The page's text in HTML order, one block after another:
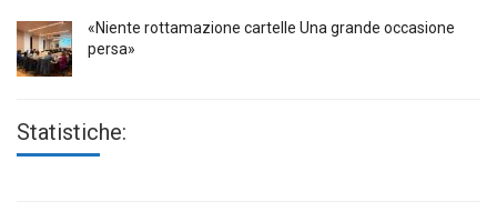
«Niente rottamazione cartelle Una grande occasione
persa»
Statistiche: